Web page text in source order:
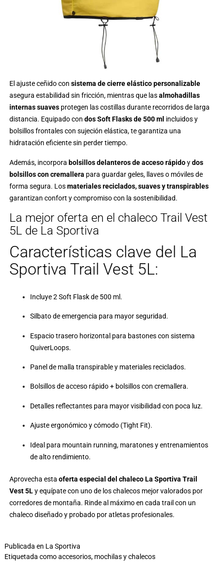
El ajuste ceñido con sistema de cierre elástico personalizable
asegura estabilidad sin fricción, mientras que lasalmohadillas
internas suavesprotegen las costillas durante recorridos de larga
distancia. Equipado con dos Soft Flasks de 500 ml incluidos y
bolsillos frontales con sujeción elástica, te garantiza una
hidratación eficiente sin perder tiempo.
Además, incorpora bolsillos delanteros de acceso rápidoydos
bolsillos con cremallera para guardar geles, llaves o móviles de
forma segura. Losmateriales reciclados, suaves y transpirables
garantizan confort y compromiso con la sostenibilidad.
La mejor oferta en el chaleco Trail Vest
5L de La Sportiva
Características clave del La
Sportiva Trail Vest 5L:
Incluye 2 Soft Flask de 500 ml.
Silbato de emergencia para mayor seguridad.
Espacio trasero horizontal para bastones con sistema
QuiverLoops.
Panel de malla transpirable y materiales reciclados.
Bolsillos de acceso rápido + bolsillos con cremallera.
Detalles reflectantes para mayor visibilidad con poca luz.
Ajuste ergonómico y cómodo (Tight Fit).
Ideal para mountain running, maratones y entrenamientos
de alto rendimiento.
Aprovecha esta oferta especial del chaleco La Sportiva Trail
Vest 5Ly equípate con uno de los chalecos mejor valorados por
corredores de montaña. Rinde al máximo en cada trail con un
chaleco diseñado y probado por atletas profesionales.
Publicada en La Sportiva
Etiquetada comoaccesorios, mochilas y chalecos